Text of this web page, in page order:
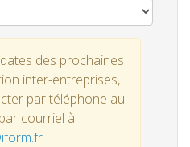
des prochaines
inter-entreprises,
par téléphone au
courriel à